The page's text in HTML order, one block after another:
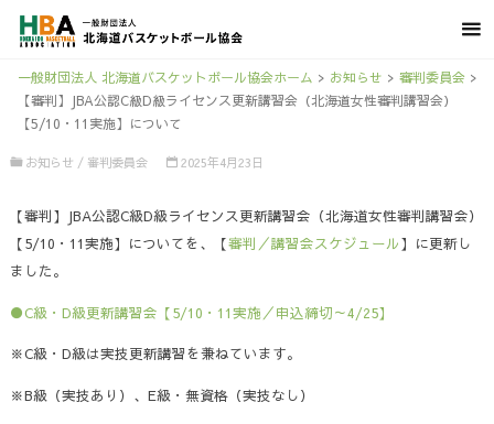
一般財団法人 北海道バスケットボール協会ホーム > お知らせ > 審判委員会>
【審判】JBA公認C級D級ライセンス更新講習会（北海道女性審判講習会）
【5/10・11実施】について
お知らせ / 審判委員会 2025年4月23日
【審判】JBA公認C級D級ライセンス更新講習会（北海道女性審判講習会）
【5/10・11実施】についてを、【審判／講習会スケジュール】に更新し
ました。
●C級・D級更新講習会【5/10・11実施／申込締切～4/25】
※C級・D級は実技更新講習を兼ねています。
※B級（実技あり）、E級・無資格（実技なし）